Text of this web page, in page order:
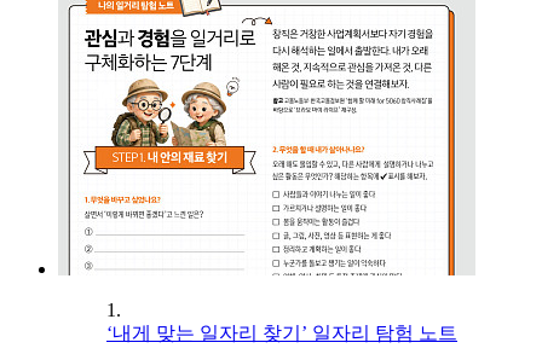
1.
‘내게 맞는 일자리 찾기’ 일자리 탐험 노트